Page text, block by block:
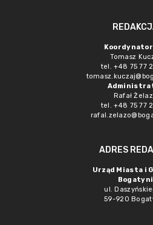
Koordynator
Tomasz
tel. +48 75 77
Rafał
tel. +48 75 77
ADRES
Urząd Miasta i
Bogatyni
ul.
59-920